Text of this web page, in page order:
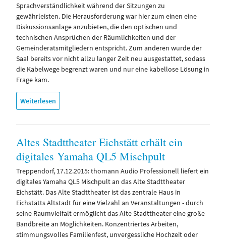
Sprachverständlichkeit während der Sitzungen zu
gewährleisten. Die Herausforderung war hier zum einen eine
Diskussionsanlage anzubieten, die den optischen und
technischen Ansprüchen der Räumlichkeiten und der
Gemeinderatsmitgliedern entspricht. Zum anderen wurde der
Saal bereits vor nicht allzu langer Zeit neu ausgestattet, sodass
die Kabelwege begrenzt waren und nur eine kabellose Lösung in
Frage kam.
Weiterlesen
Altes Stadttheater Eichstätt erhält ein
digitales Yamaha QL5 Mischpult
Treppendorf, 17.12.2015: thomann Audio Professionell liefert ein
digitales Yamaha QL5 Mischpult an das Alte Stadttheater
Eichstätt. Das Alte Stadttheater ist das zentrale Haus in
Eichstätts Altstadt für eine Vielzahl an Veranstaltungen - durch
seine Raumvielfalt ermöglicht das Alte Stadttheater eine große
Bandbreite an Möglichkeiten. Konzentriertes Arbeiten,
stimmungsvolles Familienfest, unvergessliche Hochzeit oder